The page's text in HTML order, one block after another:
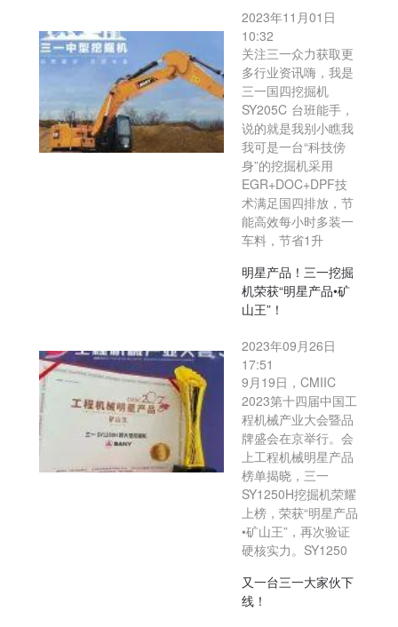
2023年11月01日
10:32
关注三一众力获取更
多行业资讯嗨，我是
三一国四挖掘机
SY205C 台班能手，
说的就是我别小瞧我
我可是一台“科技傍
身”的挖掘机采用
EGR+DOC+DPF技
术满足国四排放，节
能高效每小时多装一
车料，节省1升
明星产品！三一挖掘
机荣获“明星产品•矿
山王”！
2023年09月26日
17:51
9月19日，CMIIC
2023第十四届中国工
程机械产业大会暨品
牌盛会在京举行。会
上工程机械明星产品
榜单揭晓，三一
SY1250H挖掘机荣耀
上榜，荣获“明星产品
•矿山王”，再次验证
硬核实力。SY1250
又一台三一大家伙下
线！